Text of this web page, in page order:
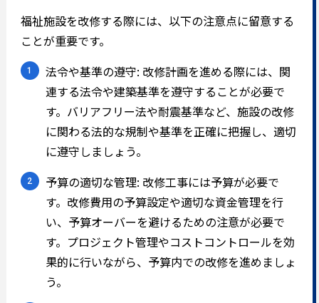
福祉施設を改修する際には、以下の注意点に留意する
ことが重要です。
法令や基準の遵守: 改修計画を進める際には、関
連する法令や建築基準を遵守することが必要で
す。バリアフリー法や耐震基準など、施設の改修
に関わる法的な規制や基準を正確に把握し、適切
に遵守しましょう。
予算の適切な管理: 改修工事には予算が必要で
す。改修費用の予算設定や適切な資金管理を行
い、予算オーバーを避けるための注意が必要で
す。プロジェクト管理やコストコントロールを効
果的に行いながら、予算内での改修を進めましょ
う。